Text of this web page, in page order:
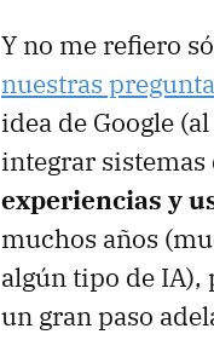
Y no me refiero
nuestras
idea de Google
integrar sistemas
experiencias y
muchos años
algún tipo de IA),
un gran paso